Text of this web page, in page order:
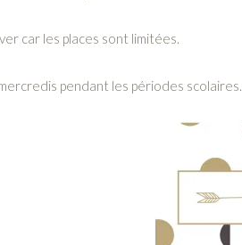
car les places sont limitées.
pendant les périodes scolaires.